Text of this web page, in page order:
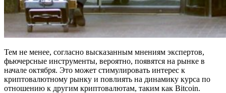
Тем не менее, согласно высказанным мнениям экспертов,
фьючерсные инструменты, вероятно, появятся на рынке в
начале октября. Это может стимулировать интерес к
криптовалютному рынку и повлиять на динамику курса по
отношению к другим криптовалютам, таким как Bitcoin.